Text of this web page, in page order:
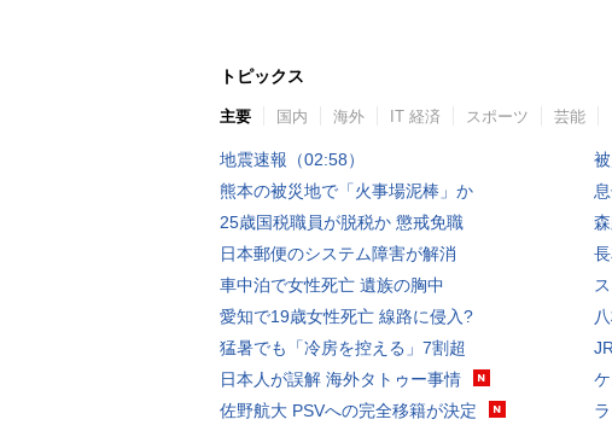
トピックス
主要 国内 海外 IT 経済 スポーツ 芸能
地震速報（02:58）
熊本の被災地で「火事場泥棒」か
25歳国税職員が脱税か 懲戒免職
日本郵便のシステム障害が解消
車中泊で女性死亡 遺族の胸中
愛知で19歳女性死亡 線路に侵入?
猛暑でも「冷房を控える」7割超
日本人が誤解 海外タトゥー事情
佐野航大 PSVへの完全移籍が決定